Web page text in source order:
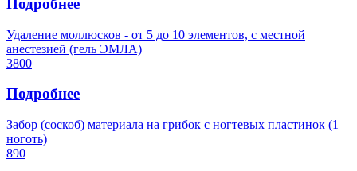
Подробнее
Удаление моллюсков - от 5 до 10 элементов, с местной
анестезией (гель ЭМЛА)
3800
Подробнее
Забор (соскоб) материала на грибок с ногтевых пластинок (1
ноготь)
890